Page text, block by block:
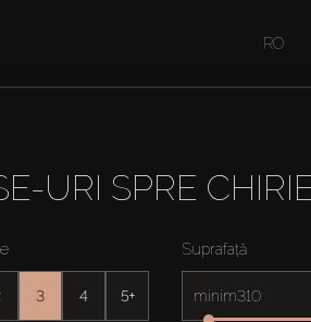
RO
URI SPRE
3 4 5+
Suprafață
minim